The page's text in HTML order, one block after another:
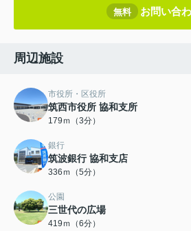
無料 お問い合
周辺施設
市役所・区役所
筑西市役所 協和支所
179ｍ（3分）
銀行
筑波銀行 協和支店
336ｍ（5分）
公園
三世代の広場
419ｍ（6分）